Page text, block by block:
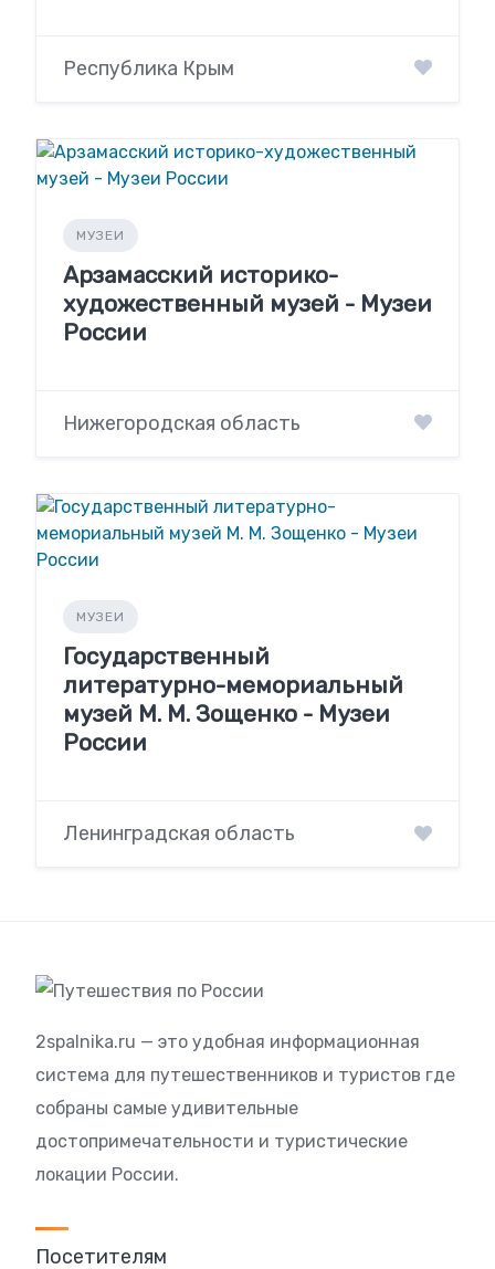
Республика Крым
МУЗЕИ
Арзамасский историко-
художественный музей - Музеи
России
Нижегородская область
МУЗЕИ
Государственный
литературно-мемориальный
музей М. М. Зощенко - Музеи
России
Ленинградская область
2spalnika.ru — это удобная информационная
система для путешественников и туристов где
собраны самые удивительные
достопримечательности и туристические
локации России.
Посетителям